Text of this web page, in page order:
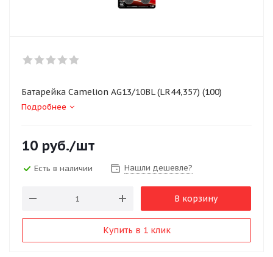
Батарейка Camelion AG13/10BL (LR44,357) (100)
Подробнее
10 руб./шт
Есть в наличии Нашли дешевле?
В корзину
Купить в 1 клик